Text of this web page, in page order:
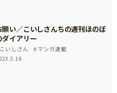
願い／こいしさんちの週刊ほのぼ
ダイアリー
こいしさん
マンガ連載